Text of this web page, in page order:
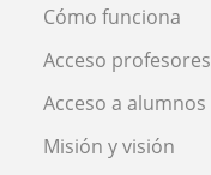
Cómo funciona
Acceso profesores
Acceso a alumnos
Misión y visión